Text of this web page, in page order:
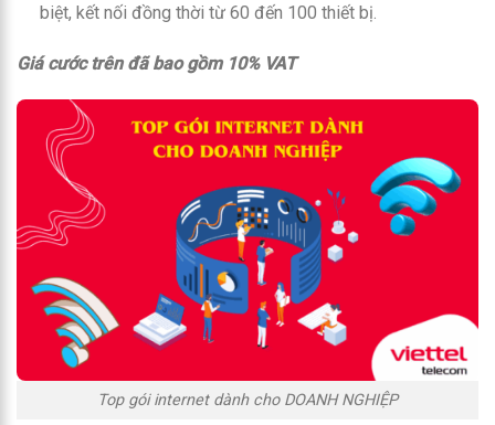
biệt, kết nối đồng thời từ 60 đến 100 thiết bị.
Giá cước trên đã bao gồm 10% VAT
Top gói internet dành cho DOANH NGHIỆP